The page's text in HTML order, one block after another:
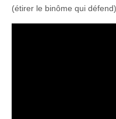
(étirer le binôme qui